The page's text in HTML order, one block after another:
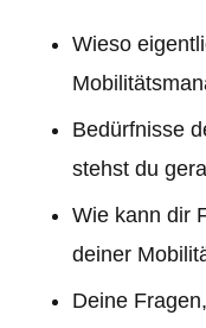
Wieso
Bedürfnisse
stehst du
Wie kann dir
deiner
Deine